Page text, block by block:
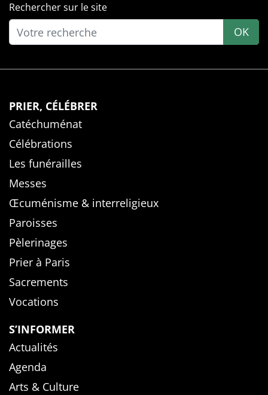
Rechercher sur le site
OK
PRIER, CÉLÉBRER
Catéchuménat
Célébrations
Les funérailles
Messes
Œcuménisme & interreligieux
Paroisses
Pèlerinages
Prier à Paris
Sacrements
Vocations
S’INFORMER
Actualités
Agenda
Arts & Culture